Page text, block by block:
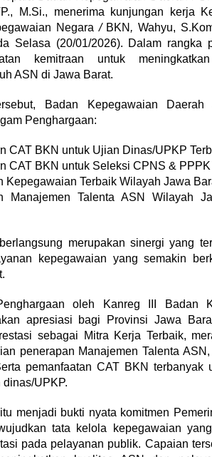
M.Si., menerima kunjungan kerja
Negara / BKN ,Wahyu,
Selasa (20/01/2026). Dalam rangka
kemitraan untuk
ASN di Jawa Barat.
Badan Kepegawaian
Penghargaan:
CAT BKN untuk Ujian Dinas/UPKP
CAT BKN untuk Seleksi CPNS &
Kepegawaian Terbaik Wilayah Jawa
Manajemen Talenta ASN Wilayah
merupakan sinergi yang
kepegawaian yang semakin
oleh Kanreg III Badan
apresiasi bagi Provinsi Jawa
sebagai Mitra Kerja Terbaik,
penerapan Manajemen Talenta
pemanfaatan CAT BKN terbanyak
UPKP.
menjadi bukti nyata komitmen
tata kelola kepegawaian
pada pelayanan publik. Capaian